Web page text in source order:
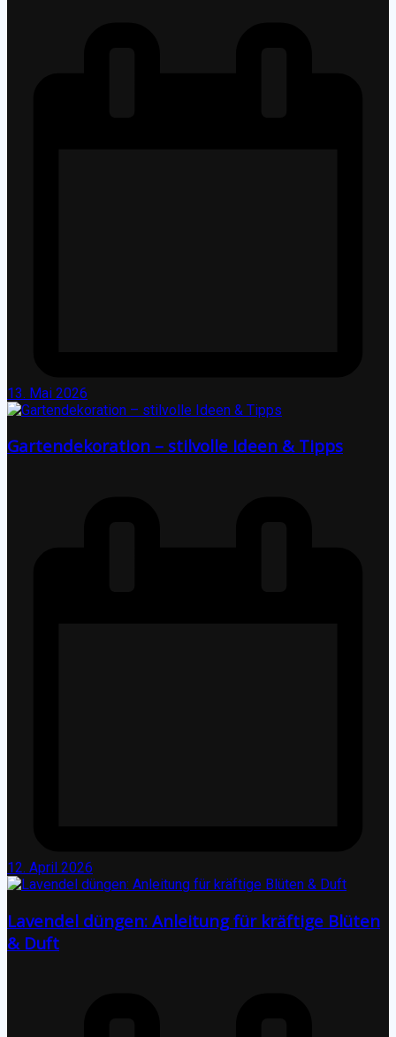
13. Mai 2026
Gartendekoration – stilvolle Ideen & Tipps
12. April 2026
Lavendel düngen: Anleitung für kräftige Blüten
& Duft